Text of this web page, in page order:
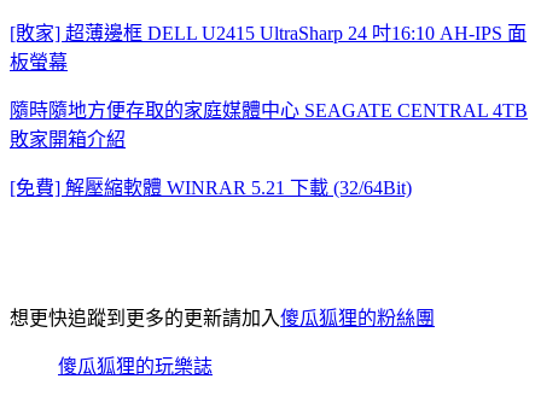
[敗家] 超薄邊框 DELL U2415 UltraSharp 24 吋16:10 AH-IPS 面
板螢幕
隨時隨地方便存取的家庭媒體中心 SEAGATE CENTRAL 4TB
敗家開箱介紹
[免費] 解壓縮軟體 WINRAR 5.21 下載 (32/64Bit)
想更快追蹤到更多的更新請加入傻瓜狐狸的粉絲團
傻瓜狐狸的玩樂誌